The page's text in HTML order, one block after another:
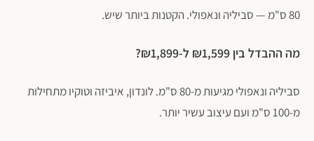
80 ס"מ — סביליה ונאפולי. הקטנות ביותר שיש.
מה ההבדל בין ₪1,599 ל-₪1,899?
סביליה ונאפולי מגיעות מ-80 ס"מ. לונדון, איביזה וטוקיו מתחילות
מ-100 ס"מ ועם עיצוב עשיר יותר.